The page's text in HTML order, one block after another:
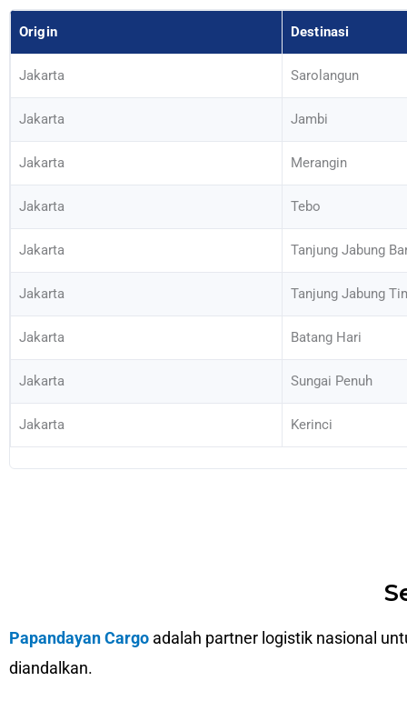
Origin Destinasi
Jakarta Sarolangun
Jakarta Jambi
Jakarta Merangin
Jakarta Tebo
Jakarta Tanjung Jabung
Jakarta Tanjung Jabung
Jakarta Batang Hari
Jakarta Sungai Penuh
Jakarta Kerinci
Papandayan Cargo adalah partner logistik nasional
diandalkan.